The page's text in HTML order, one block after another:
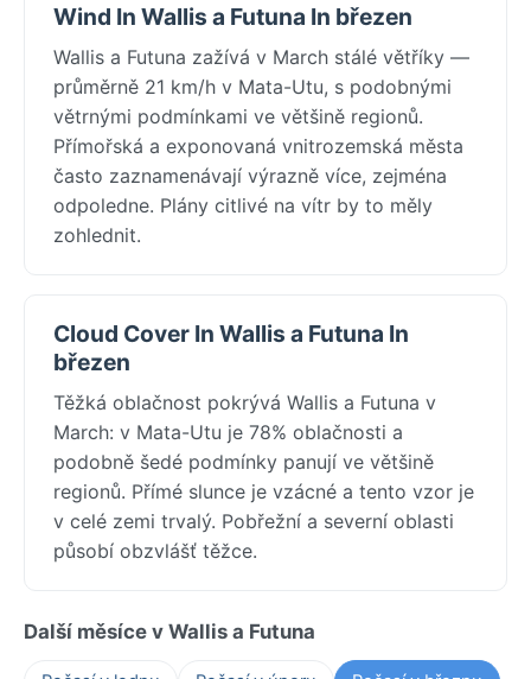
Wind In Wallis a Futuna In březen
Wallis a Futuna zažívá v March stálé větříky —
průměrně 21 km/h v Mata-Utu, s podobnými
větrnými podmínkami ve většině regionů.
Přímořská a exponovaná vnitrozemská města
často zaznamenávají výrazně více, zejména
odpoledne. Plány citlivé na vítr by to měly
zohlednit.
Cloud Cover In Wallis a Futuna In
březen
Těžká oblačnost pokrývá Wallis a Futuna v
March: v Mata-Utu je 78% oblačnosti a
podobně šedé podmínky panují ve většině
regionů. Přímé slunce je vzácné a tento vzor je
v celé zemi trvalý. Pobřežní a severní oblasti
působí obzvlášť těžce.
Další měsíce v Wallis a Futuna